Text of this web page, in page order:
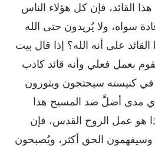
القائد، فإن كل هؤلاء الناس
سواه، ولا يُريدون حتى الله
على أنه الله؟ إذا قال بيت
بعمل فعلي وأنه قائد كاذب
كنيسته سيحتجون ويثورون
مدى أضلَّ ضد المسيح هذا
هو عمل الروح القدس، فإن
الحق أكثر، ويُصبحون